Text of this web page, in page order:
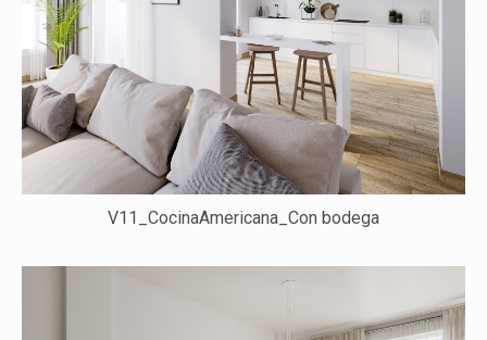
V11_CocinaAmericana_Con bodega